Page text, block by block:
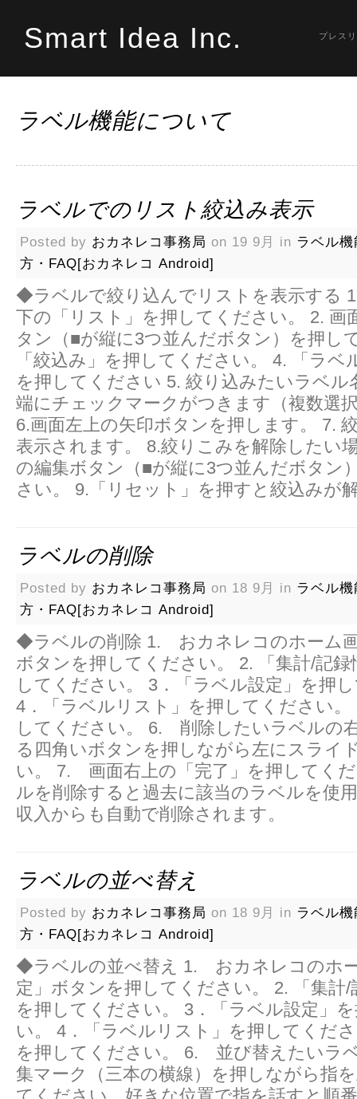
Smart Idea Inc. プレス
ラベル機能について
ラベルでのリスト絞込み表示
Posted by おカネレコ事務局 on 19 9月 in ラベル
方・FAQ[おカネレコ Android]
◆ラベルで絞り込んでリストを表示する
下の「リスト」を押してください。 2. 画
タン（■が縦に3つ並んだボタン）を押し
「絞込み」を押してください。 4. 「ラベ
を押してください 5. 絞り込みたいラベル
端にチェックマークがつきます（複数選
6.画面左上の矢印ボタンを押します。 7.
表示されます。 8.絞りこみを解除したい
の編集ボタン（■が縦に3つ並んだボタン
さい。 9.「リセット」を押すと絞込みが
ラベルの削除
Posted by おカネレコ事務局 on 18 9月 in ラベル
方・FAQ[おカネレコ Android]
◆ラベルの削除 1. おカネレコのホーム
ボタンを押してください。 2. 「集計/記録
してください。 3．「ラベル設定」を押
4．「ラベルリスト」を押してください
してください。 6. 削除したいラベルの
る四角いボタンを押しながら左にスライ
い。 7. 画面右上の「完了」を押してく
ルを削除すると過去に該当のラベルを使
収入からも自動で削除されます。
ラベルの並べ替え
Posted by おカネレコ事務局 on 18 9月 in ラベル
方・FAQ[おカネレコ Android]
◆ラベルの並べ替え 1. おカネレコのホ
定」ボタンを押してください。 2. 「集計/
を押してください。 3．「ラベル設定」
い。 4．「ラベルリスト」を押してくだ
を押してください。 6. 並び替えたいラ
集マーク（三本の横線）を押しながら指